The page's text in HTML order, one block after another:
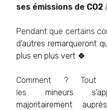
ses émissions de CO2
Pendant que certains
d’autres remarqueront
plus en plus vert 🍀
Comment ? Tout
les mineurs
majoritairement